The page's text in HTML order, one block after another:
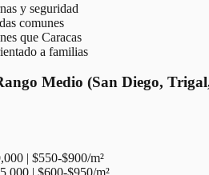
y seguridad
comunes
que Caracas
a familias
Medio (San Diego,
| $550-$900/m²
| $600-$950/m²